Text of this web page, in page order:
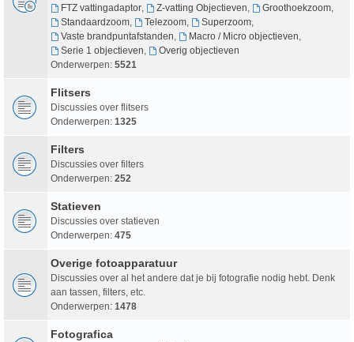
FTZ vattingadaptor, Z-vatting Objectieven Groothoekzoom,
Standaardzoom, Telezoom, Superzoom,
Vaste brandpuntafstanden
Macro / Micro objectieven
Serie 1 objectieven
Overig objectieven
Onderwerpen: 5521
Flitsers
Discussies over flitsers
Onderwerpen: 1325
Filters
Discussies over filters
Onderwerpen: 252
Statieven
Discussies over statieven
Onderwerpen: 475
Overige fotoapparatuur
Discussies over al het andere dat je bij fotografie nodig hebt. Denk
aan tassen, filters, etc.
Onderwerpen: 1478
Fotografica